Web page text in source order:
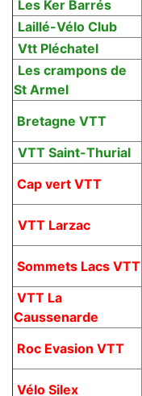
Les Ker Barrés
Laillé-Vélo Club
Vtt Pléchatel
Les crampons de
St Armel
Bretagne VTT
VTT Saint-Thurial
Cap vert VTT
VTT Larzac
Sommets Lacs VTT
VTT La
Caussenarde
Roc Evasion VTT
Vélo Silex